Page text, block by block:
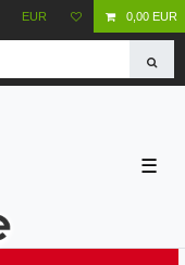
EUR 0,00 EUR
☰